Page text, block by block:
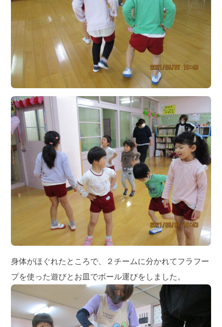
身体がほぐれたところで、２チームに分かれてフラフー
プを使った遊びとお皿でボール運びをしました。